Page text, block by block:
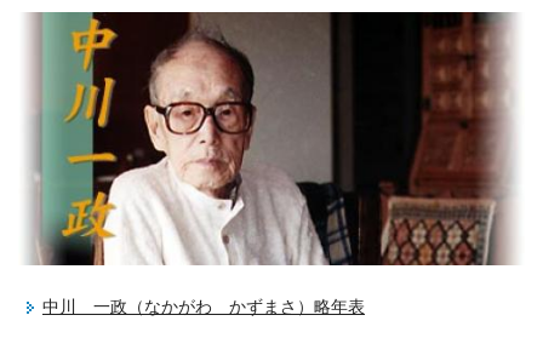
中川 一政（なかがわ かずまさ）略年表